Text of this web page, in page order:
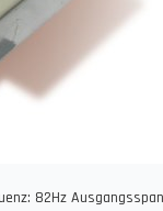
82Hz